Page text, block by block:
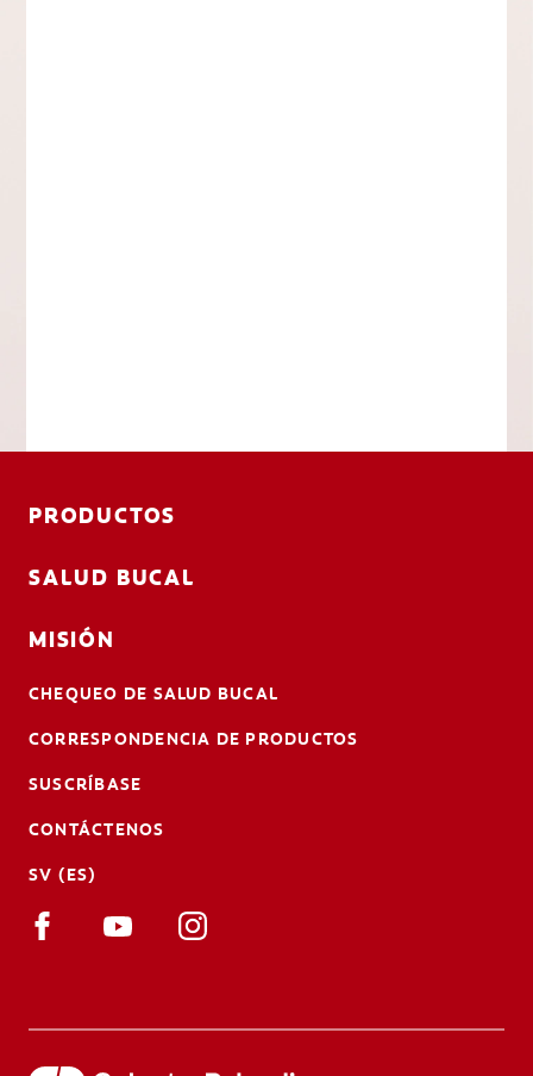
PRODUCTOS
SALUD BUCAL
MISIÓN
CHEQUEO DE SALUD BUCAL
CORRESPONDENCIA DE PRODUCTOS
SUSCRÍBASE
CONTÁCTENOS
SV (ES)